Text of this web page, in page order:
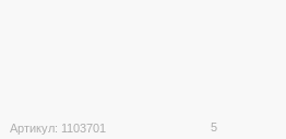
Артикул: 1103701 5